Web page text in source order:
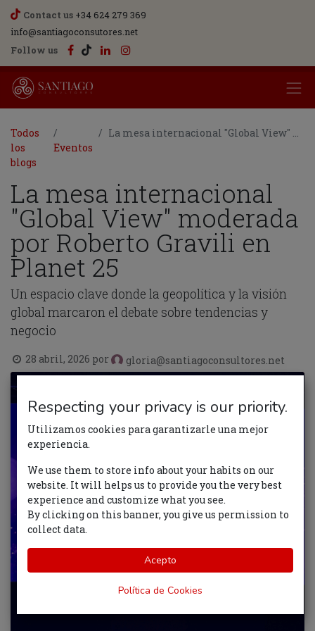
Contact us +34 624 279 369
info@santiagoconsutores.net
Follow us
Todos
los
blogs
Eventos
La mesa internacional "Global View" moderada por Roberto Gravili en Planet 25
La mesa internacional
"Global View" moderada
por Roberto Gravili en
Planet 25
Un espacio clave donde la geopolítica y la visión
global marcaron el debate sobre tendencias y
negocio
28 abril, 2026 por gloria@santiagoconsultores.net
Respecting your privacy is our priority.
Utilizamos cookies para garantizarle una mejor
experiencia.
We use them to store info about your habits on our
website. It will helps us to provide you the very best
experience and customize what you see.
By clicking on this banner, you give us permission to
collect data.
Acepto
Política de Cookies